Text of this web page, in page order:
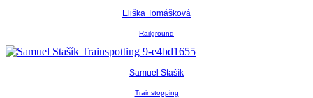
Eliška Tomášková
Railground
Samuel Stašík
Trainstopping